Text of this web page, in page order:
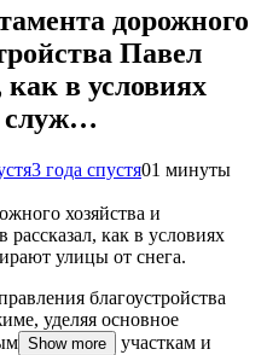
дорожного
Павел
как в условиях
служ…
3 года спустя01 минуты
хозяйства и
рассказал, как в условиях
улицы от снега.
благоустройства
уделяя основное
Show more
участкам и